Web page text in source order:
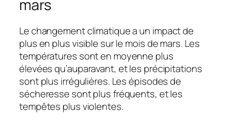
mars
Le changement climatique a un impact de
plus en plus visible sur le mois de mars. Les
températures sont en moyenne plus
élevées qu’auparavant, et les précipitations
sont plus irrégulières. Les épisodes de
sécheresse sont plus fréquents, et les
tempêtes plus violentes.